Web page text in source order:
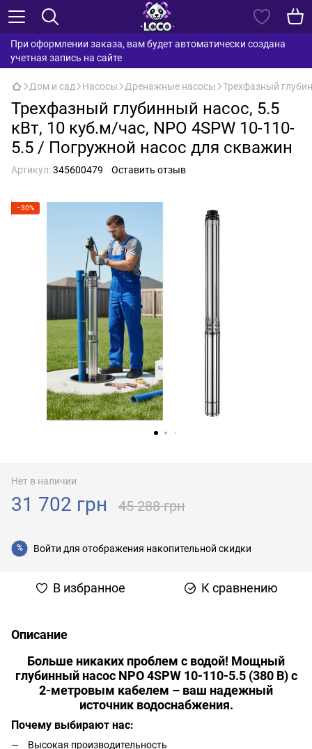
При оформлении заказа, вам будет автоматически создана
учетная запись на сайте
Дом и сад Насосы Дренажные насосы Трехфазный
Трехфазный глубинный насос, 5.5
кВт, 10 куб.м/час, NPO 4SPW 10-110-
5.5 / Погружной насос для скважин
Артикул:345600479 Оставить отзыв
−30%
Нет в наличии
31 702 грн 45 288 грн
% Войти для отображения накопительной скидки
В избранное К сравнению
Описание
Больше никаких проблем с водой! Мощный
глубинный насос NPO 4SPW 10-110-5.5 (380 В) с
2-метровым кабелем – ваш надежный
источник водоснабжения.
Почему выбирают нас:
Высокая производительность